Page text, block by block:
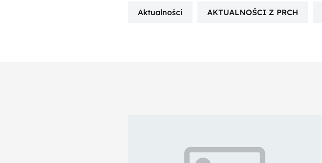
Aktualności AKTUALNOŚCI Z PRCH